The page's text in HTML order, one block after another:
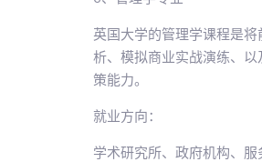
英国大学的管理学课程是
析、模拟商业实战演练、
策能力。
就业方向：
学术研究所、政府机构、